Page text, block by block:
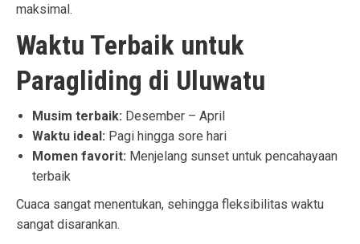
maksimal.
Waktu Terbaik untuk
Paragliding di Uluwatu
Musim terbaik: Desember – April
Waktu ideal: Pagi hingga sore hari
Momen favorit: Menjelang sunset untuk pencahayaan
terbaik
Cuaca sangat menentukan, sehingga fleksibilitas waktu
sangat disarankan.